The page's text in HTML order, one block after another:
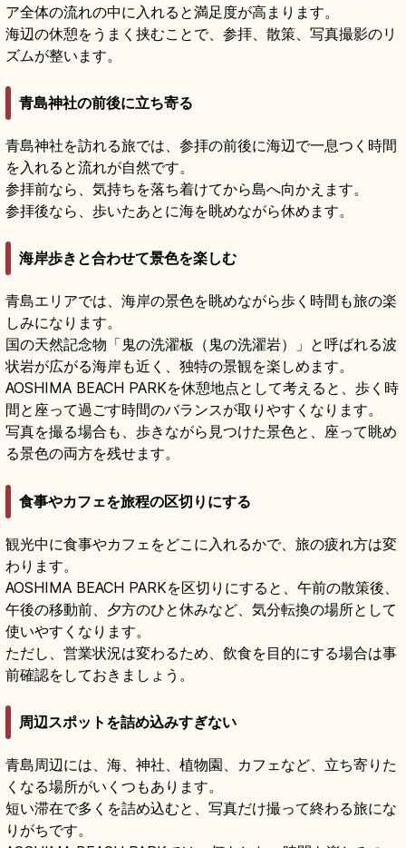
ア全体の流れの中に入れると満足度が高まります。
海辺の休憩をうまく挟むことで、参拝、散策、写真撮影のリ
ズムが整います。
青島神社の前後に立ち寄る
青島神社を訪れる旅では、参拝の前後に海辺で一息つく時間
を入れると流れが自然です。
参拝前なら、気持ちを落ち着けてから島へ向かえます。
参拝後なら、歩いたあとに海を眺めながら休めます。
海岸歩きと合わせて景色を楽しむ
青島エリアでは、海岸の景色を眺めながら歩く時間も旅の楽
しみになります。
国の天然記念物「鬼の洗濯板（鬼の洗濯岩）」と呼ばれる波
状岩が広がる海岸も近く、独特の景観を楽しめます。
AOSHIMA BEACH PARKを休憩地点として考えると、歩く時
間と座って過ごす時間のバランスが取りやすくなります。
写真を撮る場合も、歩きながら見つけた景色と、座って眺め
る景色の両方を残せます。
食事やカフェを旅程の区切りにする
観光中に食事やカフェをどこに入れるかで、旅の疲れ方は変
わります。
AOSHIMA BEACH PARKを区切りにすると、午前の散策後、
午後の移動前、夕方のひと休みなど、気分転換の場所として
使いやすくなります。
ただし、営業状況は変わるため、飲食を目的にする場合は事
前確認をしておきましょう。
周辺スポットを詰め込みすぎない
青島周辺には、海、神社、植物園、カフェなど、立ち寄りた
くなる場所がいくつもあります。
短い滞在で多くを詰め込むと、写真だけ撮って終わる旅にな
りがちです。